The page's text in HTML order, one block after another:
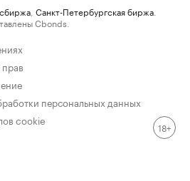
Санкт-Петербургская биржа
Cbonds.
персональных данных
cookie
18+